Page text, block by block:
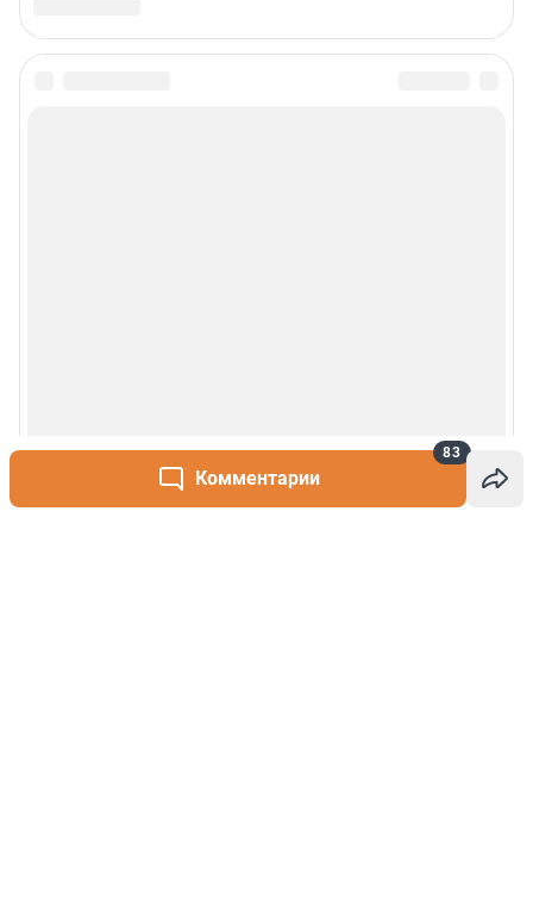
Комментарии
83